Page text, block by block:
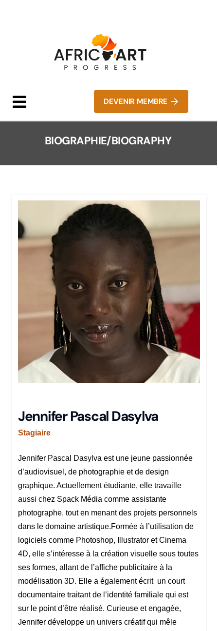
DEVENIR MEMBRE
BIOGRAPHIE/BIOGRAPHY
Jennifer Pascal Dasylva
Stagiaire
Jennifer Pascal Dasylva est une jeune passionnée
d’audiovisuel, de photographie et de design
graphique. Actuellement étudiante, elle travaille
aussi chez Spack Média comme assistante
photographe, tout en menant des projets personnels
dans le domaine artistique.Formée à l’utilisation de
logiciels comme Photoshop, Illustrator et Cinema
4D, elle s’intéresse à la création visuelle sous toutes
ses formes, allant de l’affiche publicitaire à la
modélisation 3D. Elle a également écrit un court
documentaire traitant de l’identité familiale qui est
sur le point d’être réalisé. Curieuse et engagée,
Jennifer développe un univers créatif qui mêle